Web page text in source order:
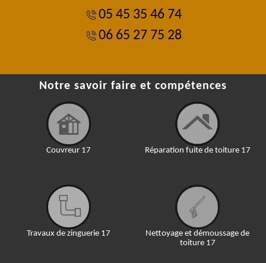
05 45 35 46 74
06 65 27 75 28
Notre savoir faire et compétences
Couvreur 17
Travaux de zinguerie 17
Réparation fuite de toiture 17
Nettoyage et démoussage de
toiture 17